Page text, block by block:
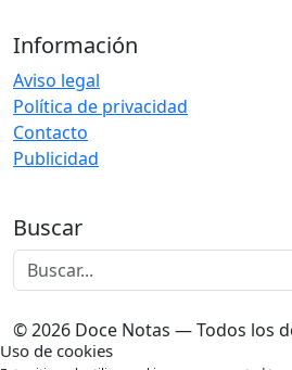
Información
Aviso legal
Política de privacidad
Contacto
Publicidad
Buscar
© 2026 Doce Notas — Todos los
Uso de cookies